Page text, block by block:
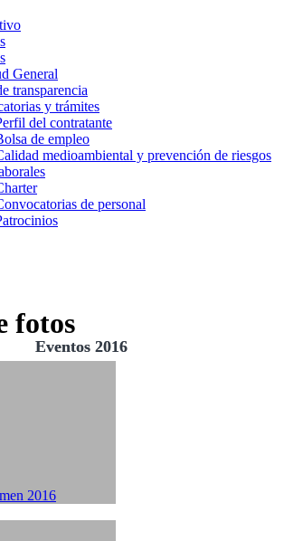
General
transparencia
y trámites
del contratante
de empleo
medioambiental y prevención de riesgos
de personal
fotos
Eventos 2016